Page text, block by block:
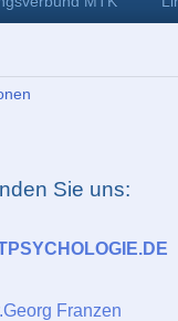
Sie uns:
Franzen